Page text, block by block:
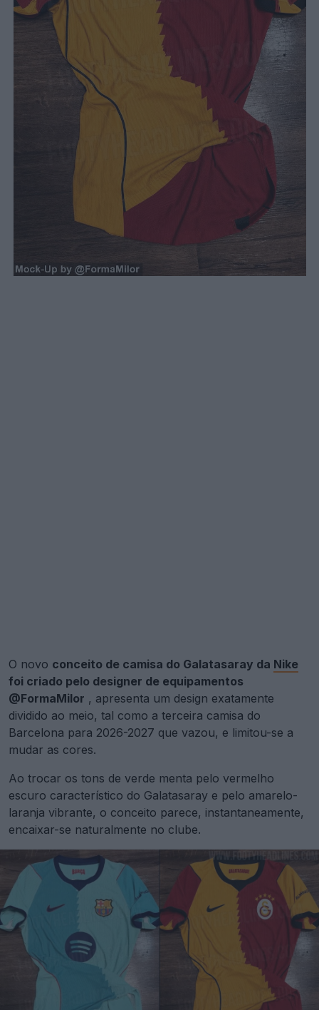
O novo conceito de camisa do Galatasaray da Nike
foi criado pelo designer de equipamentos
@FormaMilor , apresenta um design exatamente
dividido ao meio, tal como a terceira camisa do
Barcelona para 2026-2027 que vazou, e limitou-se a
mudar as cores.
Ao trocar os tons de verde menta pelo vermelho
escuro característico do Galatasaray e pelo amarelo-
laranja vibrante, o conceito parece, instantaneamente,
encaixar-se naturalmente no clube.